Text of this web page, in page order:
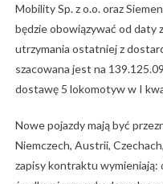
Mobility Sp. z o.o. oraz
będzie obowiązywać od daty
utrzymania ostatniej z
szacowana jest na
dostawę 5 lokomotyw w I
Nowe pojazdy mają być
Niemczech, Austrii,
zapisy kontraktu wymieniają: